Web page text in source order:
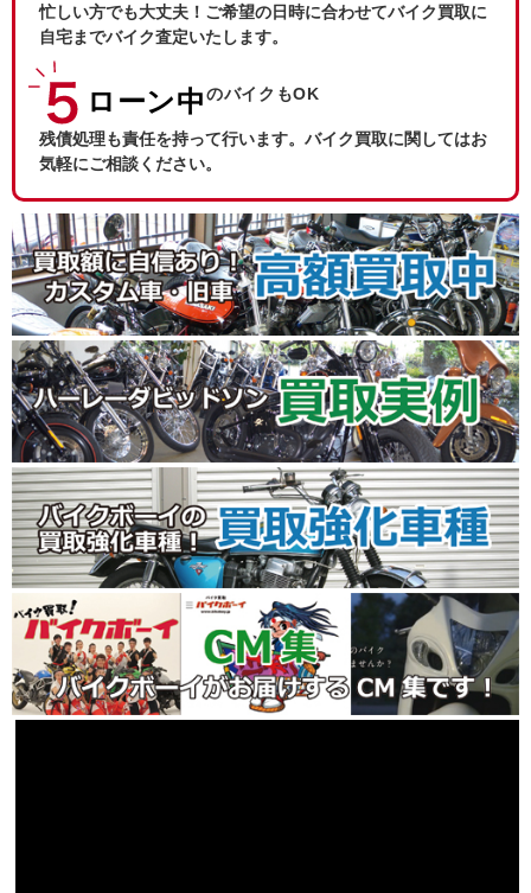
忙しい方でも大丈夫！ご希望の日時に合わせてバイク買取に
自宅までバイク査定いたします。
ローン中のバイクもOK
残債処理も責任を持って行います。バイク買取に関してはお
気軽にご相談ください。